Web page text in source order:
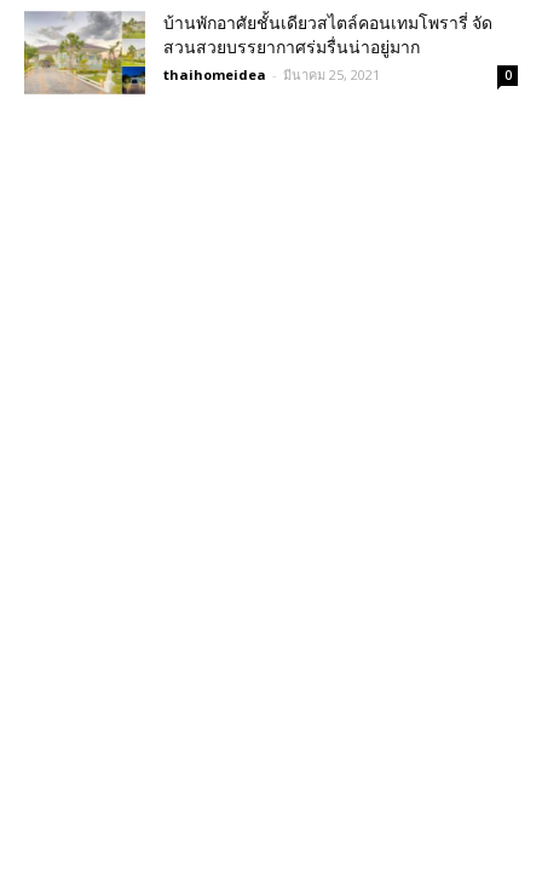
บ้านพักอาศัยชั้นเดียวสไตล์คอนเทมโพรารี่ จัด
สวนสวยบรรยากาศร่มรื่นน่าอยู่มาก
thaihomeidea - มีนาคม 25, 2021 0